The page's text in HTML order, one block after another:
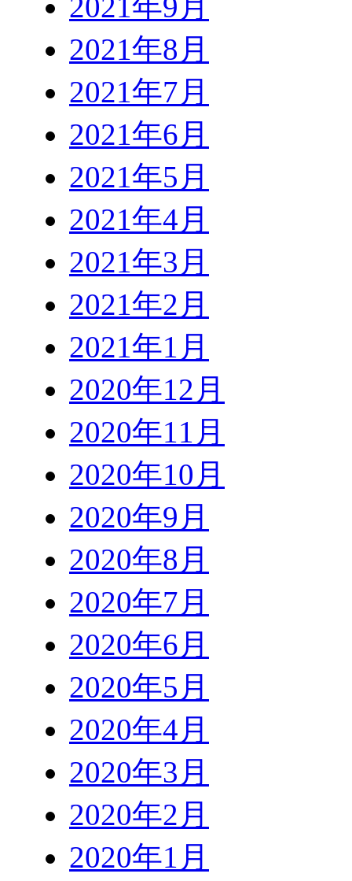
2021年8月
2021年7月
2021年6月
2021年5月
2021年4月
2021年3月
2021年2月
2021年1月
2020年12月
2020年11月
2020年10月
2020年9月
2020年8月
2020年7月
2020年6月
2020年5月
2020年4月
2020年3月
2020年2月
2020年1月